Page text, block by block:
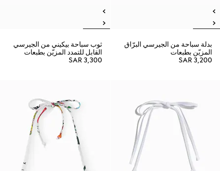
بدلة سباحة من الجيرسي البرّاق
المزيّن بطبعات
SAR 3,200
ثوب سباحة بيكيني من الجيرسي
القابل للتمدد المزيّن بطبعات
SAR 3,300